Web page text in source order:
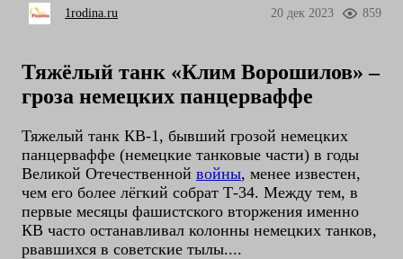
1rodina.ru 20 дек 2023 859
Тяжёлый танк «Клим Ворошилов» –
гроза немецких панцерваффе
Тяжелый танк КВ-1, бывший грозой немецких
панцерваффе (немецкие танковые части) в годы
Великой Отечественной войны, менее известен,
чем его более лёгкий собрат Т-34. Между тем, в
первые месяцы фашистского вторжения именно
КВ часто останавливал колонны немецких танков,
рвавшихся в советские тылы....